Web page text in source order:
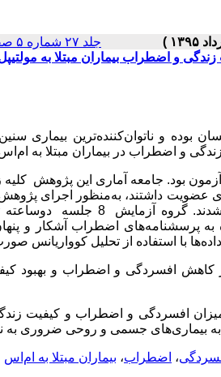
جلد ۲۷ شماره ۵ صفحات ۳۶۴-۳۵۲
بوده و ناتوان‌کننده‌ترین بیماری
و اضطراب در بیماران مبتلا به
داوطلبانه انتخاب و به‌طور تصادفی به دو گروه
پرسشنامه‌‌های اضطراب آشکار و
با استفاده از تحلیل کوواریانس
افسردگی و اضطراب و بهبود
افسردگی و اضطراب و کیفیت
به بیماری‌های جسمی و روحی ضروری
، اضطراب، بیماران مبتلا به ام‌اس